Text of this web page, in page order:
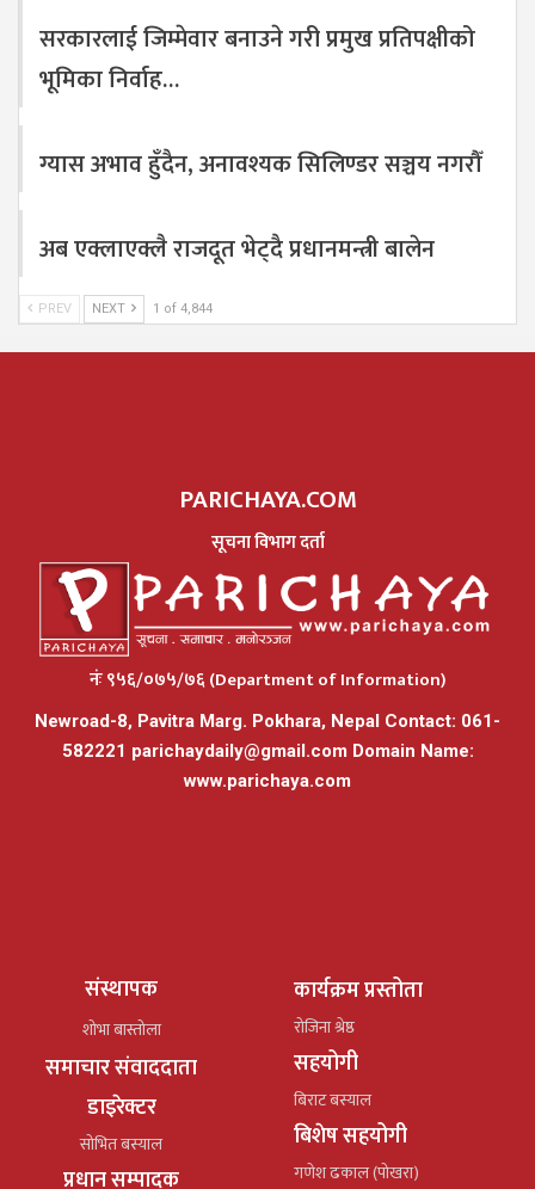
सरकारलाई जिम्मेवार बनाउने गरी प्रमुख प्रतिपक्षीको
भूमिका निर्वाह…
ग्यास अभाव हुँदैन, अनावश्यक सिलिण्डर सञ्चय नगरौँ
अब एक्लाएक्लै राजदूत भेट्दै प्रधानमन्त्री बालेन
PREV NEXT 1 of 4,844
PARICHAYA.COM
सूचना विभाग दर्ता
नंः ९५६/०७५/७६ (Department of Information)
Newroad-8, Pavitra Marg. Pokhara, Nepal Contact: 061-
582221 parichaydaily@gmail.comDomain Name:
www.parichaya.com
संस्थापक
शोभा बास्तोला
समाचार संवाददाता
डाइरेक्टर
सोभित बस्याल
प्रधान सम्पादक
कार्यक्रम प्रस्तोता
रोजिना श्रेष्ठ
सहयोगी
बिराट बस्याल
बिशेष सहयोगी
गणेश ढकाल (पोखरा)